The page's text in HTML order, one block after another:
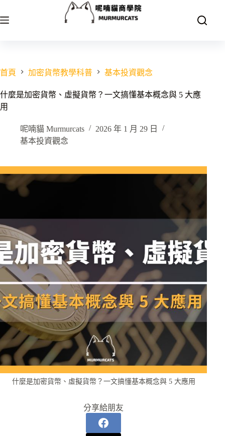
至
容
首頁 加密貨幣教學科普 基本投資觀念
什麼是加密貨幣、虛擬貨幣？一文搞懂基本概念與 5 大應
用
呢喃貓 Murmurcats
2026 年 1 月 29 日
基本投資觀念
什麼是加密貨幣、虛擬貨幣？一文搞懂基本概念與 5 大應用
分享給朋友